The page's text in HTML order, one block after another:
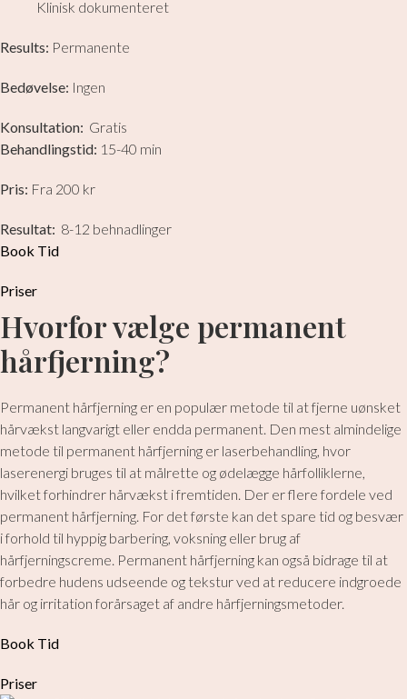
Klinisk dokumenteret​​
Results: Permanente
Bedøvelse: Ingen
Konsultation: Gratis
Behandlingstid: 15-40 min
​Pris: Fra 200 kr​
Resultat: 8-12 behnadlinger
Book Tid
Priser
​​Hvorfor vælge permanent
hårfjerning?
Permanent hårfjerning er en populær metode til at fjerne uønsket
hårvækst langvarigt eller endda permanent. Den mest almindelige
metode til permanent hårfjerning er laserbehandling, hvor
laserenergi bruges til at målrette og ødelægge hårfolliklerne,
hvilket forhindrer hårvækst i fremtiden. Der er flere fordele ved
permanent hårfjerning. For det første kan det spare tid og besvær
i forhold til hyppig barbering, voksning eller brug af
hårfjerningscreme. Permanent hårfjerning kan også bidrage til at
forbedre hudens udseende og tekstur ved at reducere indgroede
hår og irritation forårsaget af andre hårfjerningsmetoder.
Book Tid
Priser